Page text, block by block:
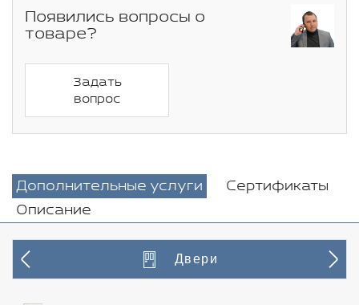
Появились вопросы о
товаре?
Задать
вопрос
Дополнительные услуги
Сертификаты
Описание
Двери